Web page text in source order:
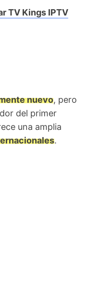
TV Kings IPTV
nuevo, pero
del primer
una amplia
.